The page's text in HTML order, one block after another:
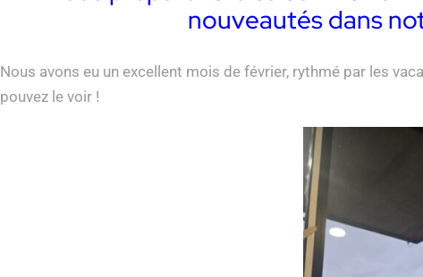
nouveautés dans
Nous avons eu un excellent mois de février, rythmé par les
pouvez le voir !